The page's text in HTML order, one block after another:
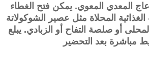
المعدي المعوي. يمكن فتح الغطاء
المحلاة مثل عصير الشوكولاتة
أو صلصة التفاح أو الزبادي. يبلع
مباشرة بعد التحضير